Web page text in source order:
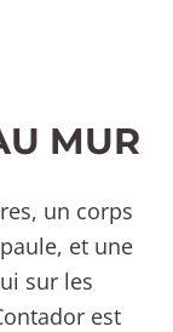
MUR
un corps
et une
sur les
est